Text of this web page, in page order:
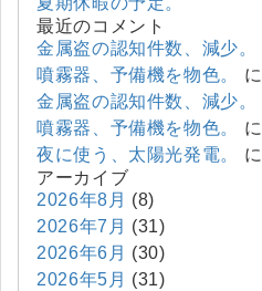
最近のコメント
金属盗の認知件数、減少。
噴霧器、予備機を物色。
に
金属盗の認知件数、減少。
噴霧器、予備機を物色。
に
夜に使う、太陽光発電。
に
アーカイブ
2026年8月 (8)
2026年7月 (31)
2026年6月 (30)
2026年5月 (31)